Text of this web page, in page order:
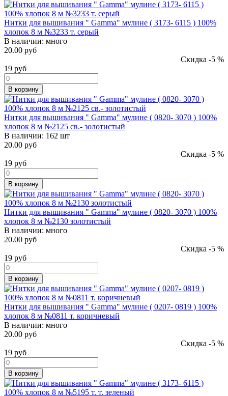
Нитки для вышивания " Gamma" мулине ( 3173- 6115 ) 100%
хлопок 8 м №3233 т. серый
В наличии: много
20.00 руб
Скидка -5 %
19 руб
В корзину
Нитки для вышивания " Gamma" мулине ( 0820- 3070 ) 100%
хлопок 8 м №2125 св.- золотистый
В наличии: 162 шт
20.00 руб
Скидка -5 %
19 руб
В корзину
Нитки для вышивания " Gamma" мулине ( 0820- 3070 ) 100%
хлопок 8 м №2130 золотистый
В наличии: много
20.00 руб
Скидка -5 %
19 руб
В корзину
Нитки для вышивания " Gamma" мулине ( 0207- 0819 ) 100%
хлопок 8 м №0811 т. коричневый
В наличии: много
20.00 руб
Скидка -5 %
19 руб
В корзину